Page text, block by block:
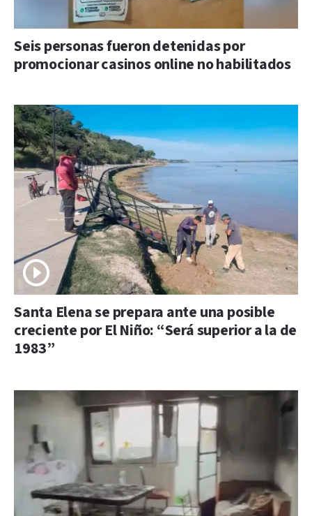
Seis personas fueron detenidas por
promocionar casinos online no habilitados
Santa Elena se prepara ante una posible
creciente por El Niño: “Será superior a la de
1983”